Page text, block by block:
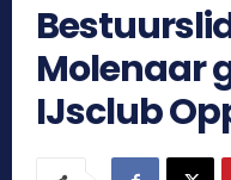
Molenaar
IJsclub